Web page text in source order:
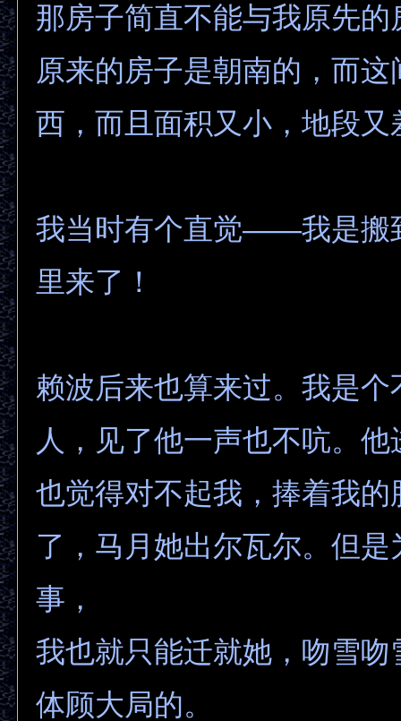
那房子简直不能与我原先的
原来的房子是朝南的，而这
西，而且面积又小，地段又
我当时有个直觉——我是搬
里来了！
赖波后来也算来过。我是个
人，见了他一声也不吭。
也觉得对不起我，捧着我的
了，马月她出尔瓦尔。但是
事，
我也就只能迁就她，吻雪吻
体顾大局的。